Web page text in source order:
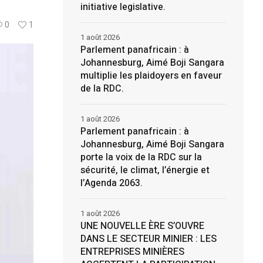
0 1
initiative legislative.
Parlement panafricain : à
Johannesburg, Aimé Boji Sangara
multiplie les plaidoyers en faveur
de la RDC.
1 août 2026
Parlement panafricain : à
Johannesburg, Aimé Boji Sangara
porte la voix de la RDC sur la
sécurité, le climat, l’énergie et
l’Agenda 2063.
1 août 2026
UNE NOUVELLE ÈRE S’OUVRE
DANS LE SECTEUR MINIER : LES
ENTREPRISES MINIÈRES
1 août 2026